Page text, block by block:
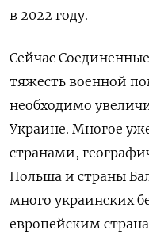
в 2022 году.
Сейчас
тяжесть военной
необходимо
Украине. Многое
странами,
Польша и страны
много украинских
европейским